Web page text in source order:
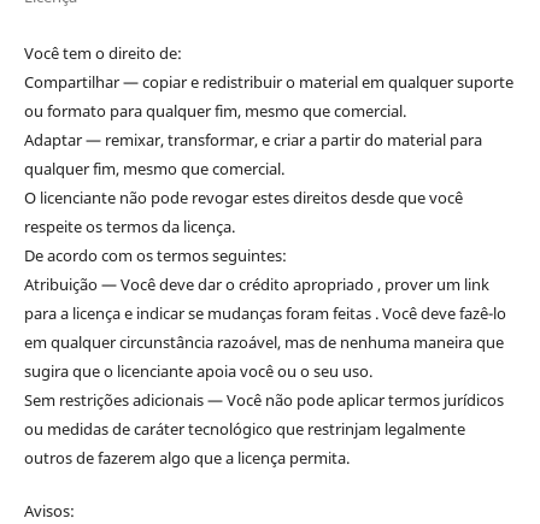
Você tem o direito de:
Compartilhar — copiar e redistribuir o material em qualquer suporte
ou formato para qualquer fim, mesmo que comercial.
Adaptar — remixar, transformar, e criar a partir do material para
qualquer fim, mesmo que comercial.
O licenciante não pode revogar estes direitos desde que você
respeite os termos da licença.
De acordo com os termos seguintes:
Atribuição — Você deve dar o crédito apropriado , prover um link
para a licença e indicar se mudanças foram feitas . Você deve fazê-lo
em qualquer circunstância razoável, mas de nenhuma maneira que
sugira que o licenciante apoia você ou o seu uso.
Sem restrições adicionais — Você não pode aplicar termos jurídicos
ou medidas de caráter tecnológico que restrinjam legalmente
outros de fazerem algo que a licença permita.
Avisos: